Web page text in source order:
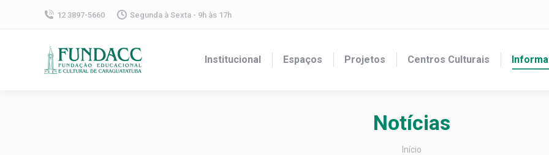
12 3897-5660 Segunda à Sexta - 9h às 17h
Institucional Espaços Projetos Centros Culturais
Notícias
Você está aqui:
Início